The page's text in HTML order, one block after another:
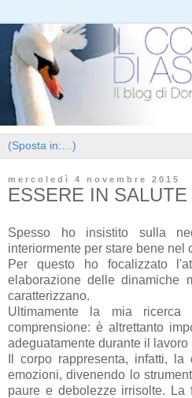
mercoledì 4 novembre 2015
ESSERE IN SALUTE
Spesso ho insistito sulla
interiormente per stare bene nel
Per questo ho focalizzato
elaborazione delle dinamiche
caratterizzano.
Ultimamente la mia
comprensione: è altrettanto
adeguatamente durante il lavoro
Il corpo rappresenta, infatti,
emozioni, divenendo lo
paure e debolezze irrisolte. La